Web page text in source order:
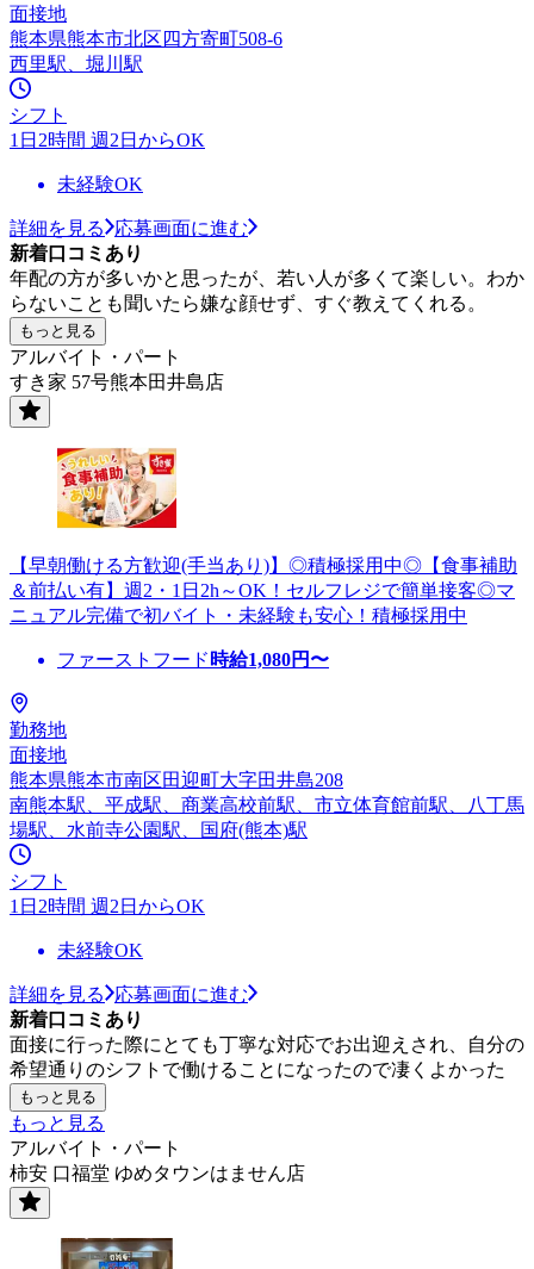
面接地
熊本県熊本市北区四方寄町508-6
西里駅、堀川駅
シフト
1日2時間 週2日からOK
未経験OK
詳細を見る
応募画面に進む
新着口コミあり
年配の方が多いかと思ったが、若い人が多くて楽しい。わか
らないことも聞いたら嫌な顔せず、すぐ教えてくれる。
もっと見る
アルバイト・パート
すき家 57号熊本田井島店
【早朝働ける方歓迎(手当あり)】◎積極採用中◎【食事補助
＆前払い有】週2・1日2h～OK！セルフレジで簡単接客◎マ
ニュアル完備で初バイト・未経験も安心！積極採用中
ファーストフード 時給1,080円〜
勤務地
面接地
熊本県熊本市南区田迎町大字田井島208
南熊本駅、平成駅、商業高校前駅、市立体育館前駅、八丁馬
場駅、水前寺公園駅、国府(熊本)駅
シフト
1日2時間 週2日からOK
未経験OK
詳細を見る
応募画面に進む
新着口コミあり
面接に行った際にとても丁寧な対応でお出迎えされ、自分の
希望通りのシフトで働けることになったので凄くよかった
もっと見る
もっと見る
アルバイト・パート
柿安 口福堂 ゆめタウンはません店